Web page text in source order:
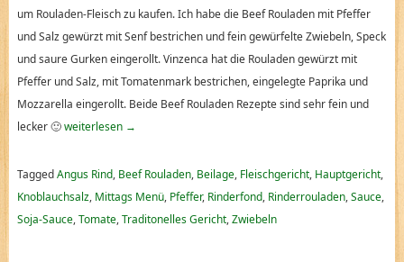
um Rouladen-Fleisch zu kaufen. Ich habe die Beef Rouladen mit Pfeffer
und Salz gewürzt mit Senf bestrichen und fein gewürfelte Zwiebeln, Speck
und saure Gurken eingerollt. Vinzenca hat die Rouladen gewürzt mit
Pfeffer und Salz, mit Tomatenmark bestrichen, eingelegte Paprika und
Mozzarella eingerollt. Beide Beef Rouladen Rezepte sind sehr fein und
lecker 🙂weiterlesen →
TaggedAngus Rind, Beef Rouladen, Beilage, Fleischgericht, Hauptgericht,
Knoblauchsalz, Mittags Menü, Pfeffer, Rinderfond, Rinderrouladen,Sauce,
Soja-Sauce,Tomate,Traditonelles Gericht,Zwiebeln